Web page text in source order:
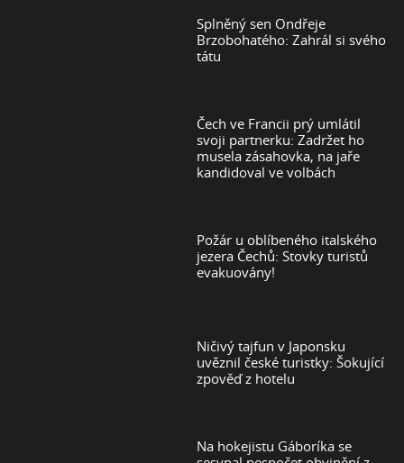
Splněný sen Ondřeje
Brzobohatého: Zahrál si svého
tátu
Čech ve Francii prý umlátil
svoji partnerku: Zadržet ho
musela zásahovka, na jaře
kandidoval ve volbách
Požár u oblíbeného italského
jezera Čechů: Stovky turistů
evakuovány!
Ničivý tajfun v Japonsku
uvěznil české turistky: Šokující
zpověď z hotelu
Na hokejistu Gáboríka se